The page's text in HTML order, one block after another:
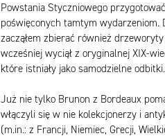
Powstania Styczniowego
poświęconych tamtym wydarzeniom.
zacząłem zbierać również
wcześniej wyciął z oryginalnej XIX-
które istniały jako samodzielne odbitki.
Już nie tylko Brunon z Bordeaux
włączyli się w nie kolekcjonerzy i
(m.in.: z Francji, Niemiec, Grecji,